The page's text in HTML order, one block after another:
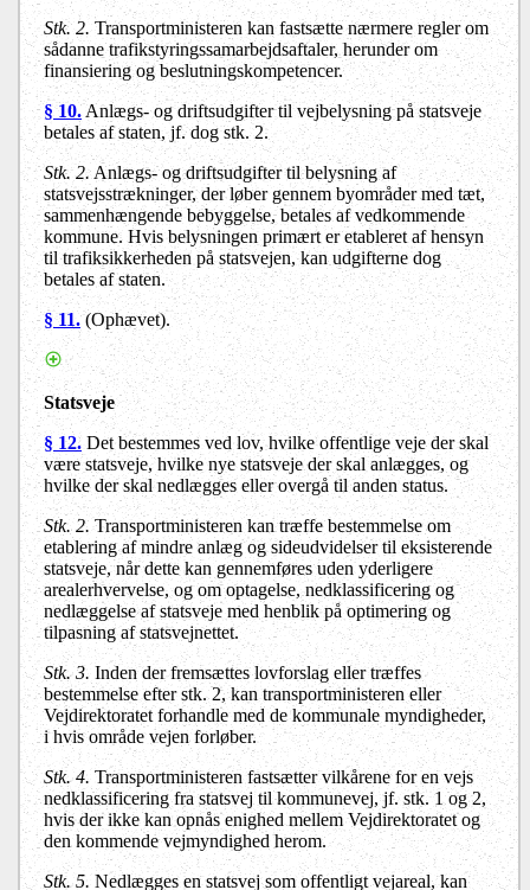
Stk. 2. Transportministeren kan fastsætte nærmere regler om
sådanne trafikstyringssamarbejdsaftaler, herunder om
finansiering og beslutningskompetencer.
§ 10.Anlægs- og driftsudgifter til vejbelysning på statsveje
betales af staten, jf. dog stk. 2.
Stk. 2.Anlægs- og driftsudgifter til belysning af
statsvejsstrækninger, der løber gennem byområder med tæt,
sammenhængende bebyggelse, betales af vedkommende
kommune. Hvis belysningen primært er etableret af hensyn
til trafiksikkerheden på statsvejen, kan udgifterne dog
betales af staten.
§ 11.(Ophævet).
Statsveje
§ 12. Det bestemmes ved lov, hvilke offentlige veje der skal
være statsveje, hvilke nye statsveje der skal anlægges, og
hvilke der skal nedlægges eller overgå til anden status.
Stk. 2. Transportministeren kan træffe bestemmelse om
etablering af mindre anlæg og sideudvidelser til eksisterende
statsveje, når dette kan gennemføres uden yderligere
arealerhvervelse, og om optagelse, nedklassificering og
nedlæggelse af statsveje med henblik på optimering og
tilpasning af statsvejnettet.
Stk. 3. Inden der fremsættes lovforslag eller træffes
bestemmelse efter stk. 2, kan transportministeren eller
Vejdirektoratet forhandle med de kommunale myndigheder,
i hvis område vejen forløber.
Stk. 4. Transportministeren fastsætter vilkårene for en vejs
nedklassificering fra statsvej til kommunevej, jf. stk. 1 og 2,
hvis der ikke kan opnås enighed mellem Vejdirektoratet og
den kommende vejmyndighed herom.
Stk. 5. Nedlægges en statsvej som offentligt vejareal, kan